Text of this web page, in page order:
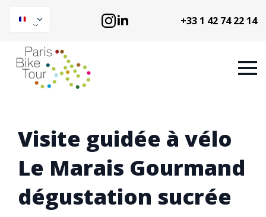
+33 1 42 74 22 14
Visite guidée à vélo
Le Marais Gourmand
dégustation sucrée